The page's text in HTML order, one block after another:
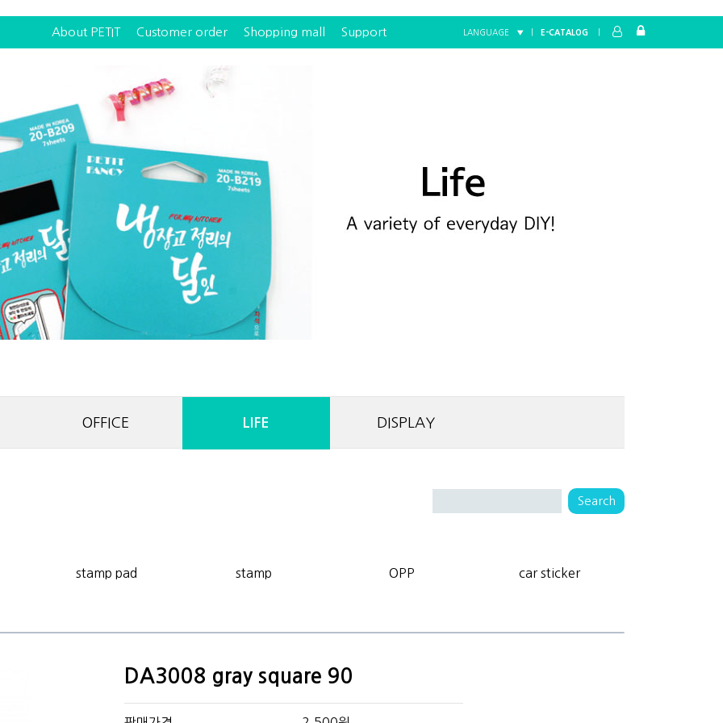
About PETIT Customer order Shopping mall Support LANGUAGE ▼ E-CATALOG
Home LIFE
OFFICE LIFE DISPLAY
stamp pad stamp OPP car sticker
DA3008 gray square 90